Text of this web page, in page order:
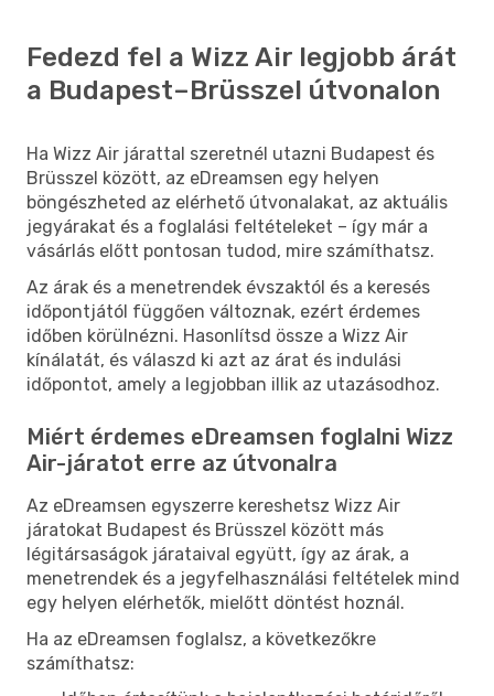
Fedezd fel a Wizz Air legjobb árát
a Budapest–Brüsszel útvonalon
Ha Wizz Air járattal szeretnél utazni Budapest és
Brüsszel között, az eDreamsen egy helyen
böngészheted az elérhető útvonalakat, az aktuális
jegyárakat és a foglalási feltételeket – így már a
vásárlás előtt pontosan tudod, mire számíthatsz.
Az árak és a menetrendek évszaktól és a keresés
időpontjától függően változnak, ezért érdemes
időben körülnézni. Hasonlítsd össze a Wizz Air
kínálatát, és válaszd ki azt az árat és indulási
időpontot, amely a legjobban illik az utazásodhoz.
Miért érdemes eDreamsen foglalni Wizz
Air-járatot erre az útvonalra
Az eDreamsen egyszerre kereshetsz Wizz Air
járatokat Budapest és Brüsszel között más
légitársaságok járataival együtt, így az árak, a
menetrendek és a jegyfelhasználási feltételek mind
egy helyen elérhetők, mielőtt döntést hoznál.
Ha az eDreamsen foglalsz, a következőkre
számíthatsz: